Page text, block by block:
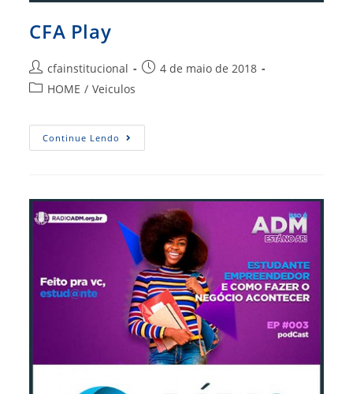
CFA Play
Autor
do
cfainstitucional
Post4 de maio de 2018
Categoria
post:
HOME / Veiculos
Continue Lendo CFA
Play